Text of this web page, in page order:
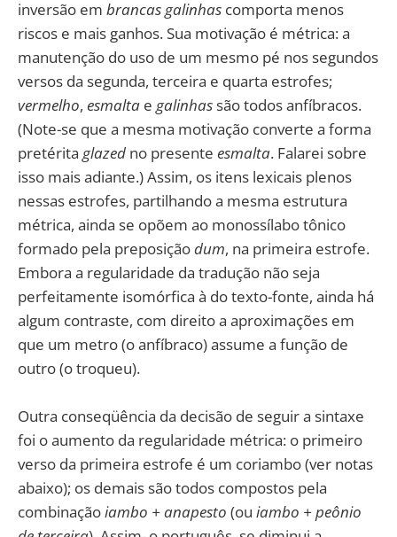
inversão em brancas galinhas comporta menos
riscos e mais ganhos. Sua motivação é métrica: a
manutenção do uso de um mesmo pé nos segundos
versos da segunda, terceira e quarta estrofes;
vermelho, esmalta e galinhassão todos anfíbracos.
(Note-se que a mesma motivação converte a forma
pretérita glazed no presente esmalta. Falarei sobre
isso mais adiante.) Assim, os itens lexicais plenos
nessas estrofes, partilhando a mesma estrutura
métrica, ainda se opõem ao monossílabo tônico
formado pela preposiçãodum, na primeira estrofe.
Embora a regularidade da tradução não seja
perfeitamente isomórfica à do texto-fonte, ainda há
algum contraste, com direito a aproximações em
que um metro (o anfíbraco) assume a função de
outro (o troqueu).
Outra conseqüência da decisão de seguir a sintaxe
foi o aumento da regularidade métrica: o primeiro
verso da primeira estrofe é um coriambo (ver notas
abaixo); os demais são todos compostos pela
combinaçãoiambo + anapesto (ou iambo + peônio